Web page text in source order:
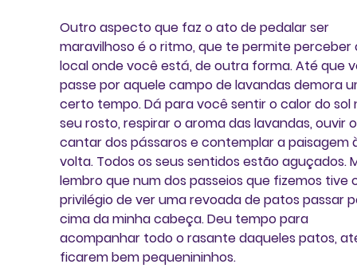
Outro aspecto que faz o ato de pedalar ser
maravilhoso é o ritmo, que te permite perceber
local onde você está, de outra forma. Até que
passe por aquele campo de lavandas demora
certo tempo. Dá para você sentir o calor do sol
seu rosto, respirar o aroma das lavandas, ouvir
cantar dos pássaros e contemplar a paisagem
volta. Todos os seus sentidos estão aguçados.
lembro que num dos passeios que fizemos tive
privilégio de ver uma revoada de patos passar
cima da minha cabeça. Deu tempo para
acompanhar todo o rasante daqueles patos,
ficarem bem pequenininhos.